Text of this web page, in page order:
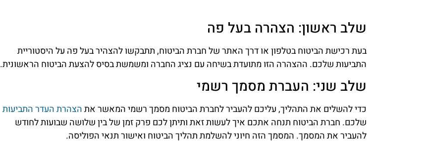
שלב ראשון: הצהרה בעל פה
בעת רכישת הביטוח בטלפון או דרך האתר של חברת הביטוח, תתבקשו להצהיר בעל פה על היסטוריית
התביעות שלכם. ההצהרה הזו מתועדת בשיחה עם נציג החברה ומשמשת בסיס להצעת הביטוח הראשונית.
שלב שני: העברת מסמך רשמי
כדי להשלים את התהליך, עליכם להעביר לחברת הביטוח מסמך רשמי המאשר אתהצהרת העדר התביעות
שלכם. חברת הביטוח תנחה אתכם איך לעשות זאת ותיתן לכם פרק זמן של בין שלושה שבועות לחודש
להעביר את המסמך. המסמך הזה חיוני להשלמת תהליך הביטוח ואישור תנאי הפוליסה.